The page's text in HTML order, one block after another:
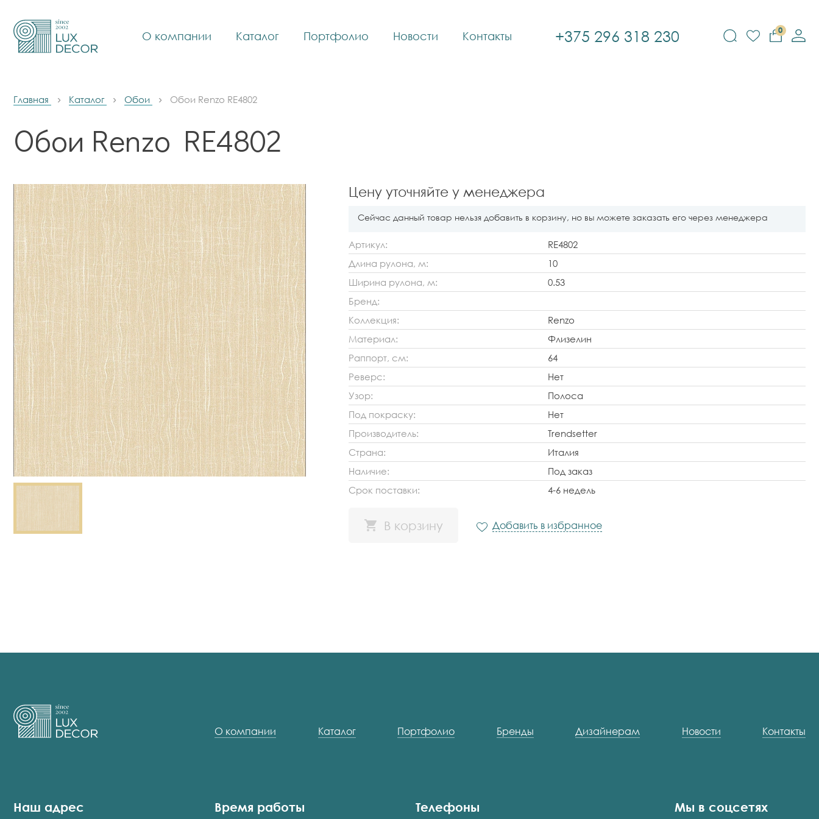
О компании Каталог Портфолио Новости Контакты +375 296 318 230 0
Главная Каталог Обои Обои Renzo RE4802
Обои Renzo RE4802
Цену уточняйте у менеджера
Сейчас данный товар нельзя добавить в корзину, но вы можете заказать его через менеджера
Артикул:
RE4802
Длина рулона, м:
10
Ширина рулона, м:
0.53
Бренд:
Коллекция:
Renzo
Материал:
Флизелин
Раппорт, см:
64
Реверс:
Нет
Узор:
Полоса
Под покраску:
Нет
Производитель:
Trendsetter
Страна:
Италия
Наличие:
Под заказ
Срок поставки:
4-6 недель
В корзину Добавить в избранное
О компании Каталог Портфолио Бренды Дизайнерам Новости Контакты
Наш адрес Время работы Телефоны Мы в соцсетях